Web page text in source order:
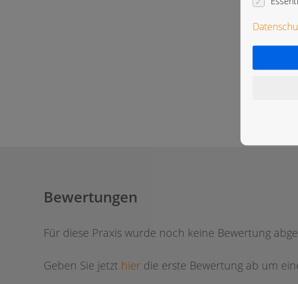
Bewertungen
Für diese Praxis wurde noch keine Bewertung
Geben Sie jetzt hier die erste Bewertung ab um